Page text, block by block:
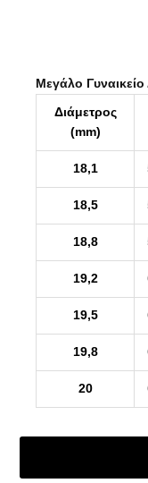
Μεγάλο
Διάμετρος
(mm)
18,1
18,5
18,8
19,2
19,5
19,8
20